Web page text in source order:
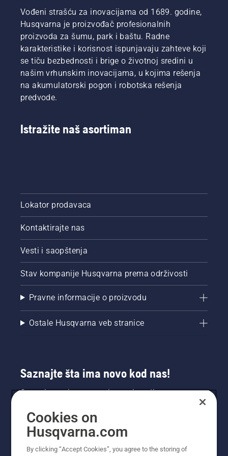
igraju
prvenstva.
više
dodatnog
posla.
Pitanje
glasi: Da
li,
uopšteno,
previše
Vođeni strašću za inovacijama od 1689. godine,
Husqvarna je proizvođač profesionalnih
proizvoda za šumu, park i baštu. Radne
karakteristike i korisnost ispunjavaju zahteve koji
se tiču bezbednosti i brige o životnoj sredini u
našim vrhunskim inovacijama, u kojima rešenja
na akumulatorski pogon i robotska rešenja
predvode.
Istražite naš asortiman
Lokator prodavaca
Kontaktirajte nas
Vesti i saopštenja
Stav kompanije Husqvarna prema održivosti
Pravne informacije o proizvodu
Ostale Husqvarna veb stranice
Saznajte šta ima novo kod nas!
Saznajte prvi sve o novim proizvodima,
Prijavite se na naš bilten ovde.
Cookies on
Husqvarna.com
By clicking “Accept Cookies”, you agree to the storing of